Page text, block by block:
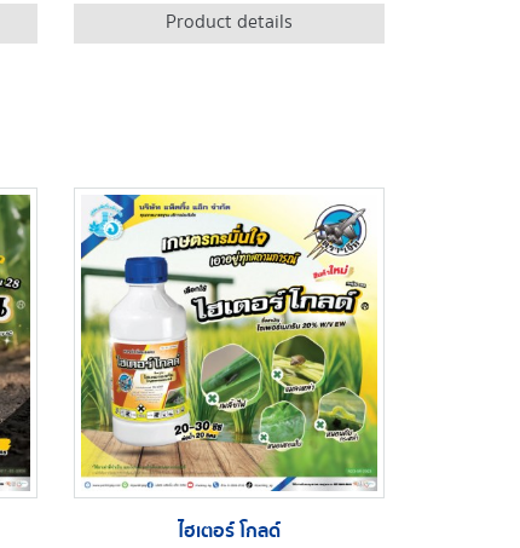
Product details
ไฮเตอร์ โกลด์